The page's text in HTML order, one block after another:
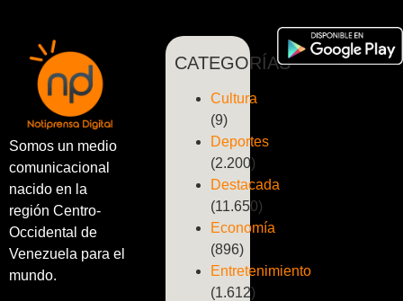
Somos un medio
comunicacional
nacido en la
región Centro-
Occidental de
Venezuela para el
mundo.
CATEGORÍAS
Cultura
(9)
Deportes
(2.200)
Destacada
(11.650)
Economía
(896)
Entretenimiento
(1.612)